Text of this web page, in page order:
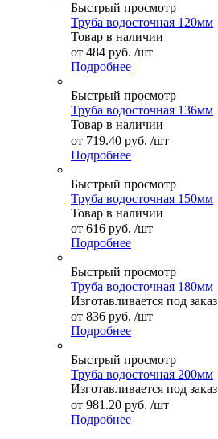
Быстрый просмотр
Труба водосточная 120мм
Товар в наличии
от 484 руб. /шт
Подробнее
Быстрый просмотр
Труба водосточная 136мм
Товар в наличии
от 719.40 руб. /шт
Подробнее
Быстрый просмотр
Труба водосточная 150мм
Товар в наличии
от 616 руб. /шт
Подробнее
Быстрый просмотр
Труба водосточная 180мм
Изготавливается под заказ
от 836 руб. /шт
Подробнее
Быстрый просмотр
Труба водосточная 200мм
Изготавливается под заказ
от 981.20 руб. /шт
Подробнее